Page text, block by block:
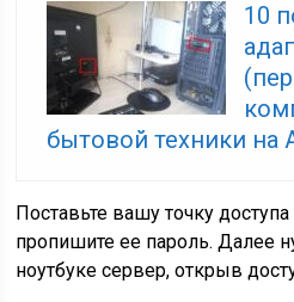
10
бытовой техники на
Поставьте вашу точку
пропишите ее пароль. Далее
ноутбуке сервер, открыв